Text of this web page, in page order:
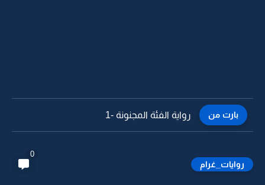
بارت من
روايات_غرام
0